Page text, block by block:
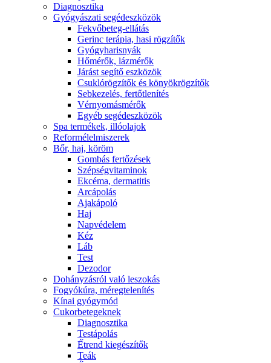
Diagnosztika
Gyógyászati segédeszközök
Fekvőbeteg-ellátás
Gerinc terápia, hasi rögzítők
Gyógyharisnyák
Hőmérők, lázmérők
Járást segítő eszközök
Csuklórögzítők és könyökrögzítők
Sebkezelés, fertőtlenítés
Vérnyomásmérők
Egyéb segédeszközök
Spa termékek, illóolajok
Reformélelmiszerek
Bőr, haj, köröm
Gombás fertőzések
Szépségvitaminok
Ekcéma, dermatitis
Arcápolás
Ajakápoló
Haj
Napvédelem
Kéz
Láb
Test
Dezodor
Dohányzásról való leszokás
Fogyókúra, méregtelenítés
Kínai gyógymód
Cukorbetegeknek
Diagnosztika
Testápolás
É́trend kiegészítők
Teák